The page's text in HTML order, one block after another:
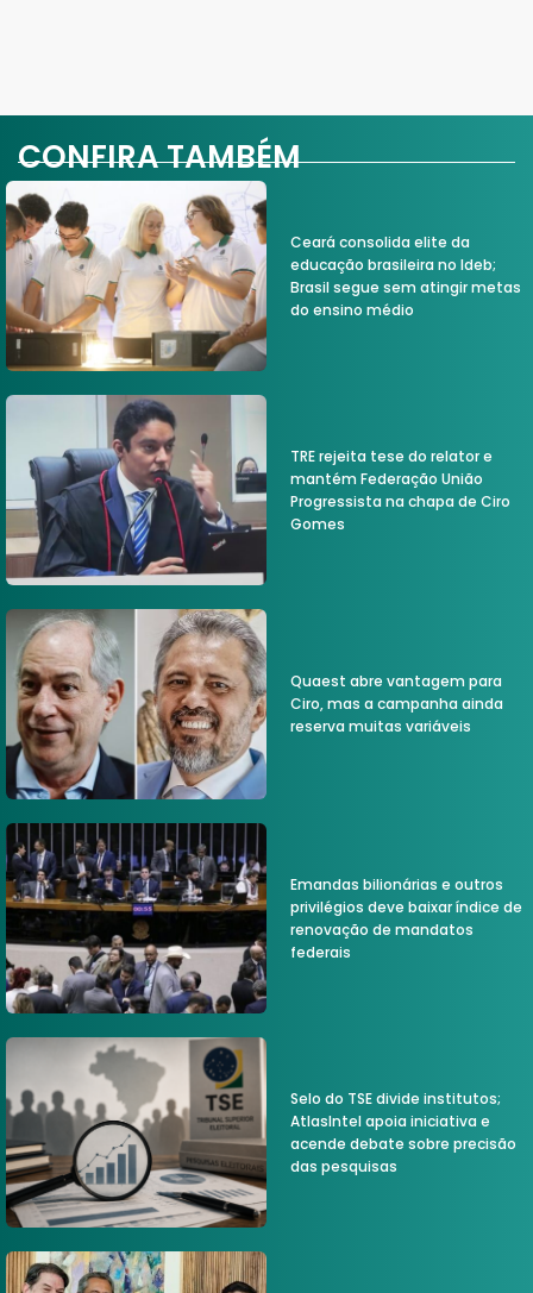
CONFIRA TAMBÉM
Ceará consolida elite da
educação brasileira no Ideb;
Brasil segue sem atingir metas
do ensino médio
TRE rejeita tese do relator e
mantém Federação União
Progressista na chapa de Ciro
Gomes
Quaest abre vantagem para
Ciro, mas a campanha ainda
reserva muitas variáveis
Emandas bilionárias e outros
privilégios deve baixar índice de
renovação de mandatos
federais
Selo do TSE divide institutos;
AtlasIntel apoia iniciativa e
acende debate sobre precisão
das pesquisas